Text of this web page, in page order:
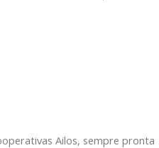
Ailos, sempre pronta